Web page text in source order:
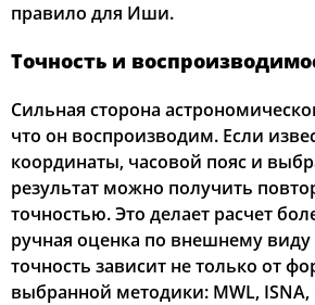
правило для Иши.
Точность и
Сильная сторона
что он воспроизводим. Если
координаты, часовой пояс и
результат можно получить
точностью. Это делает расчет
ручная оценка по внешнему
точность зависит не только от
выбранной методики: MWL, ISNA,